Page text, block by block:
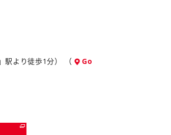
駅より徒歩1分） （
Go